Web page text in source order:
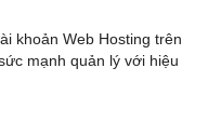
khoản Web Hosting trên
mạnh quản lý với hiệu